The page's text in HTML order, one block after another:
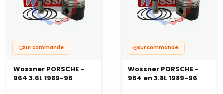
Sur commande
Wossner PORSCHE -
964 3.6L 1989-96
Sur commande
Wossner PORSCHE -
964 en 3.8L 1989-96